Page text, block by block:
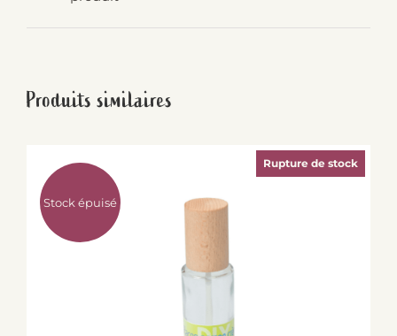
Produits similaires
Stock épuisé
Rupture de stock